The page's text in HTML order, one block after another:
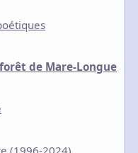
de Mare-Longue